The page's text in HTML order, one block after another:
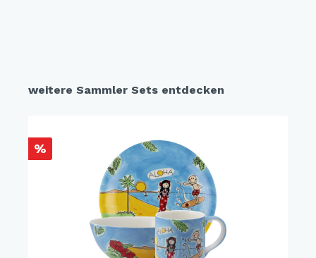
weitere Sammler Sets entdecken
%